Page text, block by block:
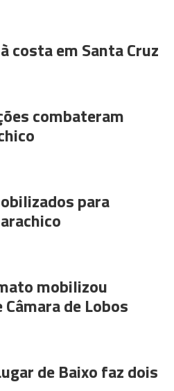
costa em Santa Cruz
combateram
para
mobilizou
de Lobos
de Baixo faz dois